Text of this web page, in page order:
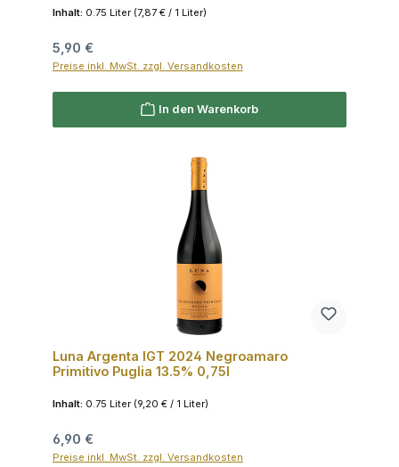
Inhalt: 0.75 Liter (7,87 € / 1 Liter)
Regulärer Preis:
5,90 €
Preise inkl. MwSt. zzgl. Versandkosten
In den Warenkorb
Luna Argenta IGT 2024 Negroamaro
Primitivo Puglia 13.5% 0,75l
Inhalt: 0.75 Liter (9,20 € / 1 Liter)
Regulärer Preis:
6,90 €
Preise inkl. MwSt. zzgl. Versandkosten